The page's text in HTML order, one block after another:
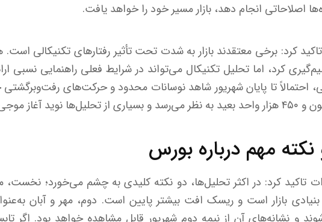
اصلاحاتی انجام دهد، بازار مسیر خود را خواهد یافت.
کرد: برخی معتقدند بازار به شدت تحت تأثیر رفتارهای تکنیکالی
کرد، اما تحلیل تکنیکال می‌تواند در شرایط فعلی راهنمایی
نوید آغاز موجی صعودی در ابتدای پاییز را می‌دهند.
مهم درباره بورس
تاکید کرد: در اکثر تحلیل‌ها، دو نکته کلیدی به چشم می‌خورد؛
بازار است و ریسک افت بیشتر پایین است. دوم، مهر و آبان
و نشانه‌های آن از نیمه دوم شهریور قابل مشاهده خواهد بود. اگر